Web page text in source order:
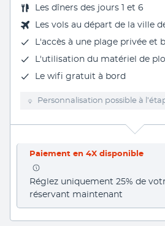
Les dîners des jours 1 et 6
Les vols au départ de la ville
L'accès à une plage privée et
L'utilisation du matériel de
Le wifi gratuit à bord
Personnalisation possible à
Paiement en 4X disponible
Réglez uniquement 25% de
réservant maintenant